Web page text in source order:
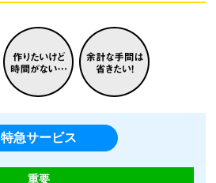
特急サービス
重要